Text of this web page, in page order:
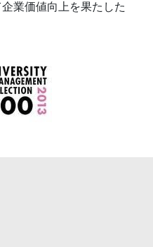
業価値向上を果たした